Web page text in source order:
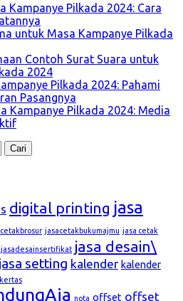
Kampanye Pilkada 2024: Cara
untuk Masa Kampanye Pilkada
Contoh Surat Suara untuk
2024
Pilkada 2024: Pahami
Pasangnya
Kampanye Pilkada 2024: Media
digital printing jasa
jasacetakbukumajmu jasa cetak
jasadesainsertifikat jasa desain\
jasa setting kalender kalender
kertas
nota offset offset